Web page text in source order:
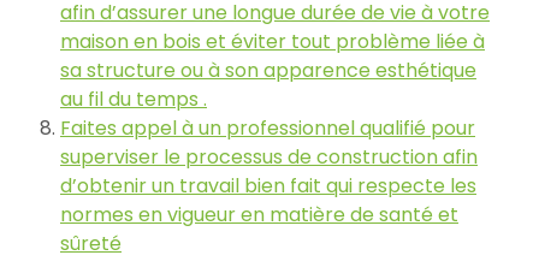
afin d’assurer une longue durée de vie à votre
maison en bois et éviter tout problème liée à
sa structure ou à son apparence esthétique
au fil du temps .
Faites appel à un professionnel qualifié pour
superviser le processus de construction afin
d’obtenir un travail bien fait qui respecte les
normes en vigueur en matière de santé et
sûreté